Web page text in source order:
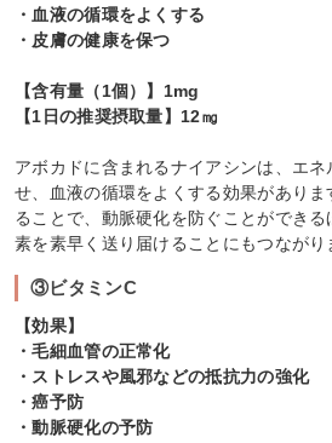
・血液の循環をよくする
・皮膚の健康を保つ
【含有量（1個）】1mg
【1日の推奨摂取量】12㎎
アボカドに含まれるナイアシンは、エネ
せ、血液の循環をよくする効果があり
ることで、動脈硬化を防ぐことができ
素を素早く送り届けることにもつながり
③ビタミンC
【効果】
・毛細血管の正常化
・ストレスや風邪などの抵抗力の強化
・癌予防
・動脈硬化の予防